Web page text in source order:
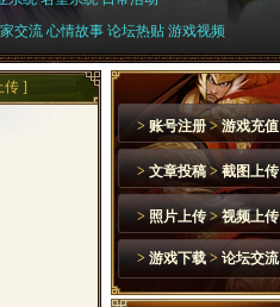
交流 心情故事 论坛热贴 游戏视频
传 ]
> 账号注册>游戏充值
> 文章投稿>截图上传
> 照片上传>视频上传
> 游戏下载> 论坛交流